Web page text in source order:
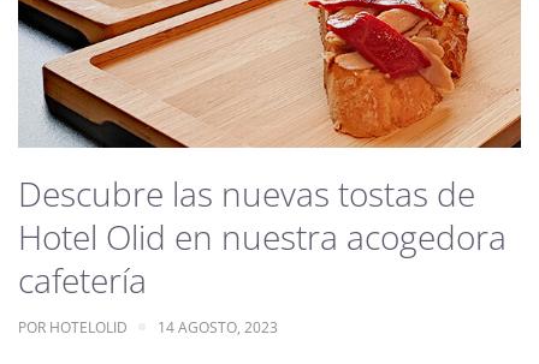
Descubre las nuevas tostas de
Hotel Olid en nuestra acogedora
cafetería
POR HOTELOLID 14 AGOSTO, 2023